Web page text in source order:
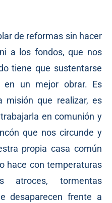
de reformas sin hacer
a los fondos, que nos
tiene que sustentarse
un mejor obrar. Es
misión que realizar, es
en comunión y
que nos circunde y
propia casa común
hace con temperaturas
atroces, tormentas
desaparecen frente a